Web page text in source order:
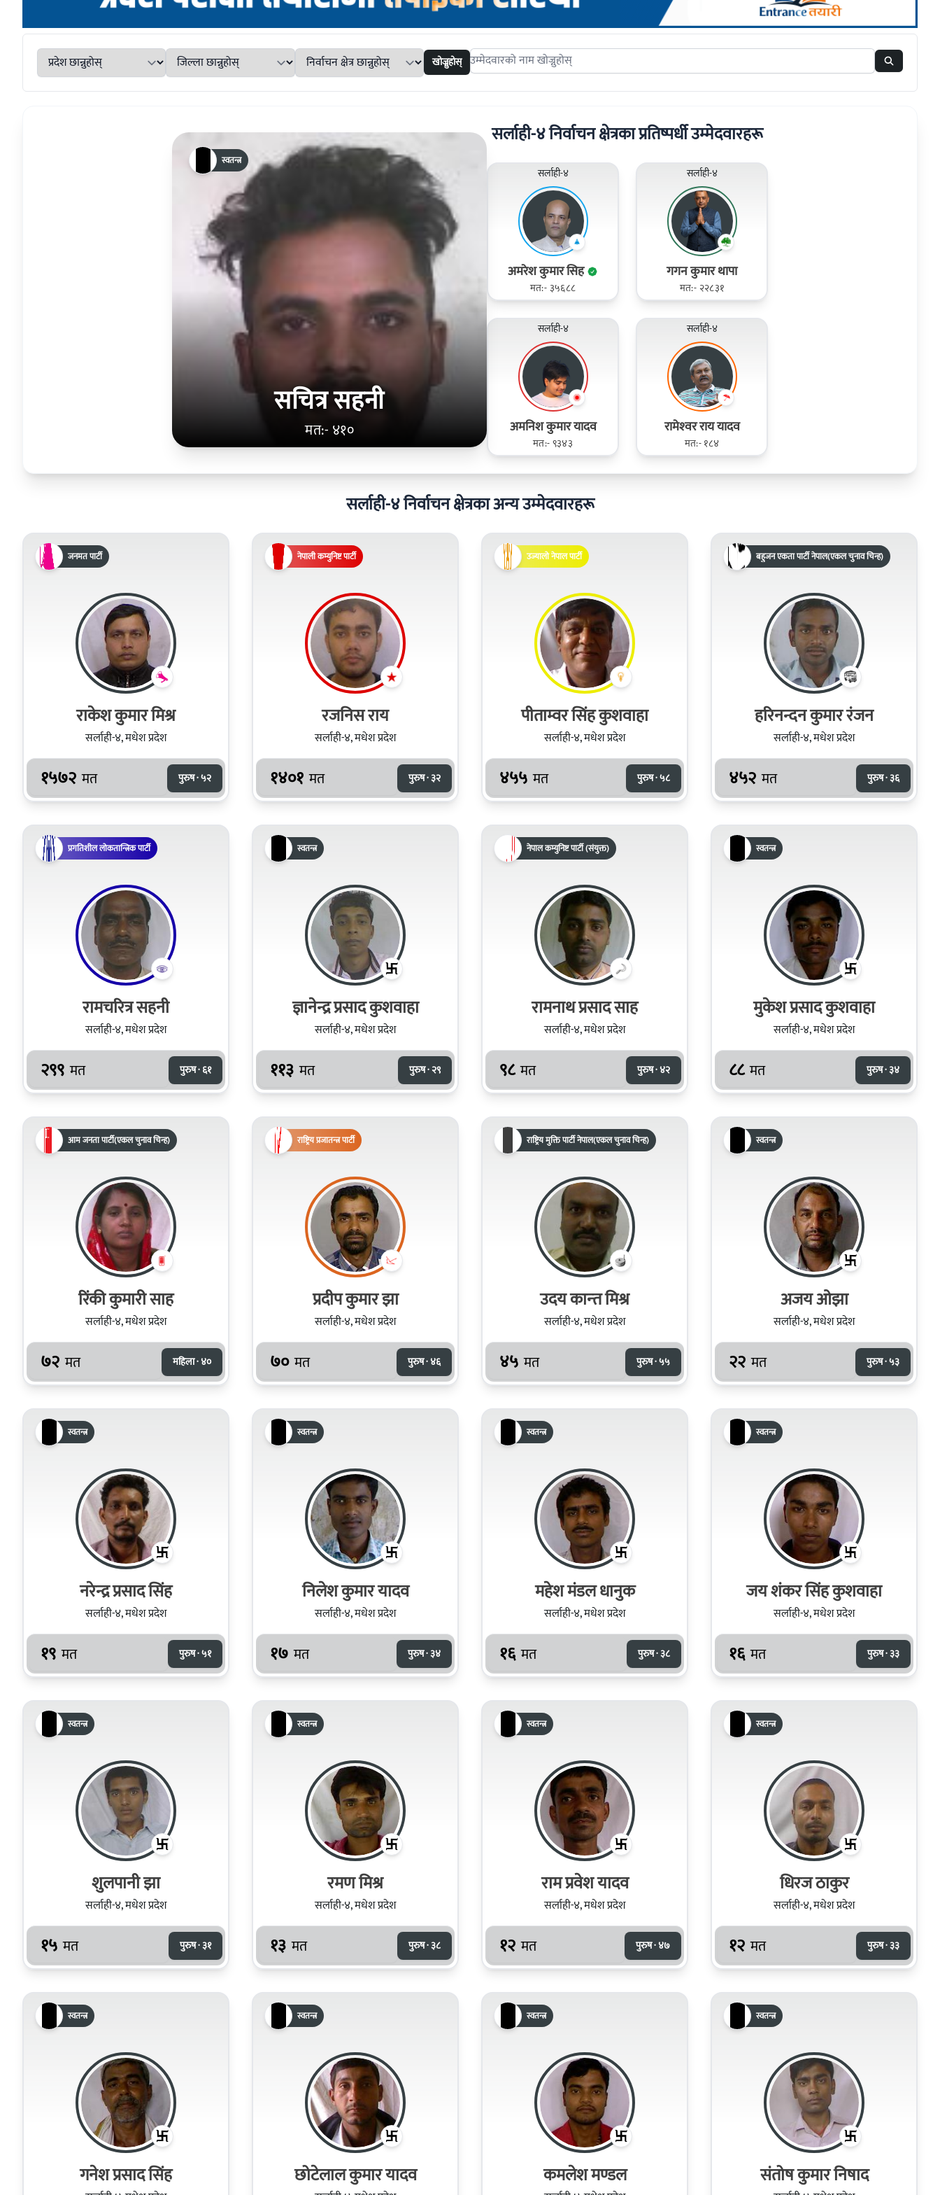
खोज्नुहोस् Search candidates
सचित्र सहनी
मत:- ४१०
स्वतन्त्र
सर्लाही-४ निर्वाचन क्षेत्रका प्रतिष्पर्धी उम्मेदवारहरू
सर्लाही-४
अमरेश कुमार सिह
मत:- ३५६८८
सर्लाही-४
गगन कुमार थापा
मत:- २२८३१
सर्लाही-४
अमनिश कुमार यादव
मत:- ९३४३
सर्लाही-४
रामेश्‍वर राय यादव
मत:- १८४
सर्लाही-४ निर्वाचन क्षेत्रका अन्य उम्मेदवारहरू
जनमत पार्टी
राकेश कुमार मिश्र
सर्लाही-४, मधेश प्रदेश
१५७२ मत पुरुष · ५२
नेपाली कम्युनिष्ट पार्टी
रजनिस राय
सर्लाही-४, मधेश प्रदेश
१४०१ मत पुरुष · ३२
उज्यालो नेपाल पार्टी
पीताम्वर सिंह कुशवाहा
सर्लाही-४, मधेश प्रदेश
४५५ मत पुरुष · ५८
बहुजन एकता पार्टी नेपाल(एकल चुनाव चिन्ह)
हरिनन्दन कुमार रंजन
सर्लाही-४, मधेश प्रदेश
४५२ मत पुरुष · ३६
प्रगतिशील लोकतान्त्रिक पार्टी
रामचरित्र सहनी
सर्लाही-४, मधेश प्रदेश
२९९ मत पुरुष · ६१
स्वतन्त्र
ज्ञानेन्द्र प्रसाद कुशवाहा
सर्लाही-४, मधेश प्रदेश
११३ मत पुरुष · २९
नेपाल कम्युनिष्ट पार्टी (संयुक्त)
रामनाथ प्रसाद साह
सर्लाही-४, मधेश प्रदेश
९८ मत पुरुष · ४२
स्वतन्त्र
मुकेश प्रसाद कुशवाहा
सर्लाही-४, मधेश प्रदेश
८८ मत पुरुष · ३४
आम जनता पार्टी(एकल चुनाव चिन्ह)
रिंकी कुमारी साह
सर्लाही-४, मधेश प्रदेश
७२ मत महिला · ४०
राष्ट्रिय प्रजातन्त्र पार्टी
प्रदीप कुमार झा
सर्लाही-४, मधेश प्रदेश
७० मत पुरुष · ४६
राष्ट्रिय मुक्ति पार्टी नेपाल(एकल चुनाव चिन्ह)
उदय कान्‍त मिश्र
सर्लाही-४, मधेश प्रदेश
४५ मत पुरुष · ५५
स्वतन्त्र
अजय ओझा
सर्लाही-४, मधेश प्रदेश
२२ मत पुरुष · ५३
स्वतन्त्र
नरेन्द्र प्रसाद सिंह
सर्लाही-४, मधेश प्रदेश
१९ मत पुरुष · ५१
स्वतन्त्र
निलेश कुमार यादव
सर्लाही-४, मधेश प्रदेश
१७ मत पुरुष · ३४
स्वतन्त्र
महेश मंडल धानुक
सर्लाही-४, मधेश प्रदेश
१६ मत पुरुष · ३८
स्वतन्त्र
जय शंकर सिंह कुशवाहा
सर्लाही-४, मधेश प्रदेश
१६ मत पुरुष · ३३
स्वतन्त्र
शुलपानी झा
सर्लाही-४, मधेश प्रदेश
१५ मत पुरुष · ३१
स्वतन्त्र
रमण मिश्र
सर्लाही-४, मधेश प्रदेश
१३ मत पुरुष · ३८
स्वतन्त्र
राम प्रवेश यादव
सर्लाही-४, मधेश प्रदेश
१२ मत पुरुष · ४७
स्वतन्त्र
धिरज ठाकुर
सर्लाही-४, मधेश प्रदेश
१२ मत पुरुष · ३३
स्वतन्त्र
गनेश प्रसाद सिंह
स्वतन्त्र
छोटेलाल कुमार यादव
स्वतन्त्र
कमलेश मण्डल
स्वतन्त्र
संतोष कुमार निषाद